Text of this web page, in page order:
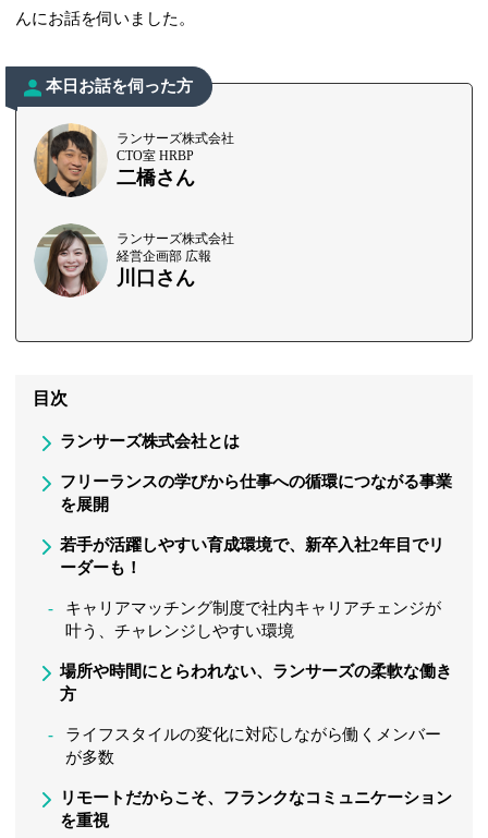
んにお話を伺いました。
本日お話を伺った方
ランサーズ株式会社
CTO室 HRBP
二橋さん
ランサーズ株式会社
経営企画部 広報
川口さん
目次
ランサーズ株式会社とは
フリーランスの学びから仕事への循環につながる事業
を展開
若手が活躍しやすい育成環境で、新卒入社2年目でリ
ーダーも！
キャリアマッチング制度で社内キャリアチェンジが
叶う、チャレンジしやすい環境
場所や時間にとらわれない、ランサーズの柔軟な働き
方
ライフスタイルの変化に対応しながら働くメンバー
が多数
リモートだからこそ、フランクなコミュニケーション
を重視